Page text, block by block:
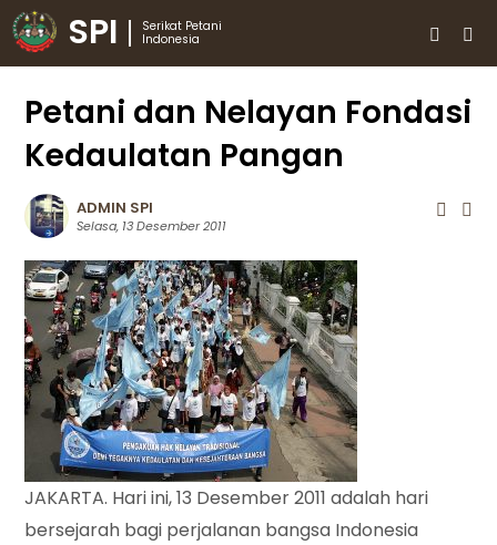
SPI
Serikat Petani
Indonesia
Petani dan Nelayan Fondasi
Kedaulatan Pangan
ADMIN SPI
Selasa, 13 Desember 2011
JAKARTA. Hari ini, 13 Desember 2011 adalah hari
bersejarah bagi perjalanan bangsa Indonesia